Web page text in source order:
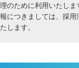
のために利用いたしま
につきましては、採用
します。